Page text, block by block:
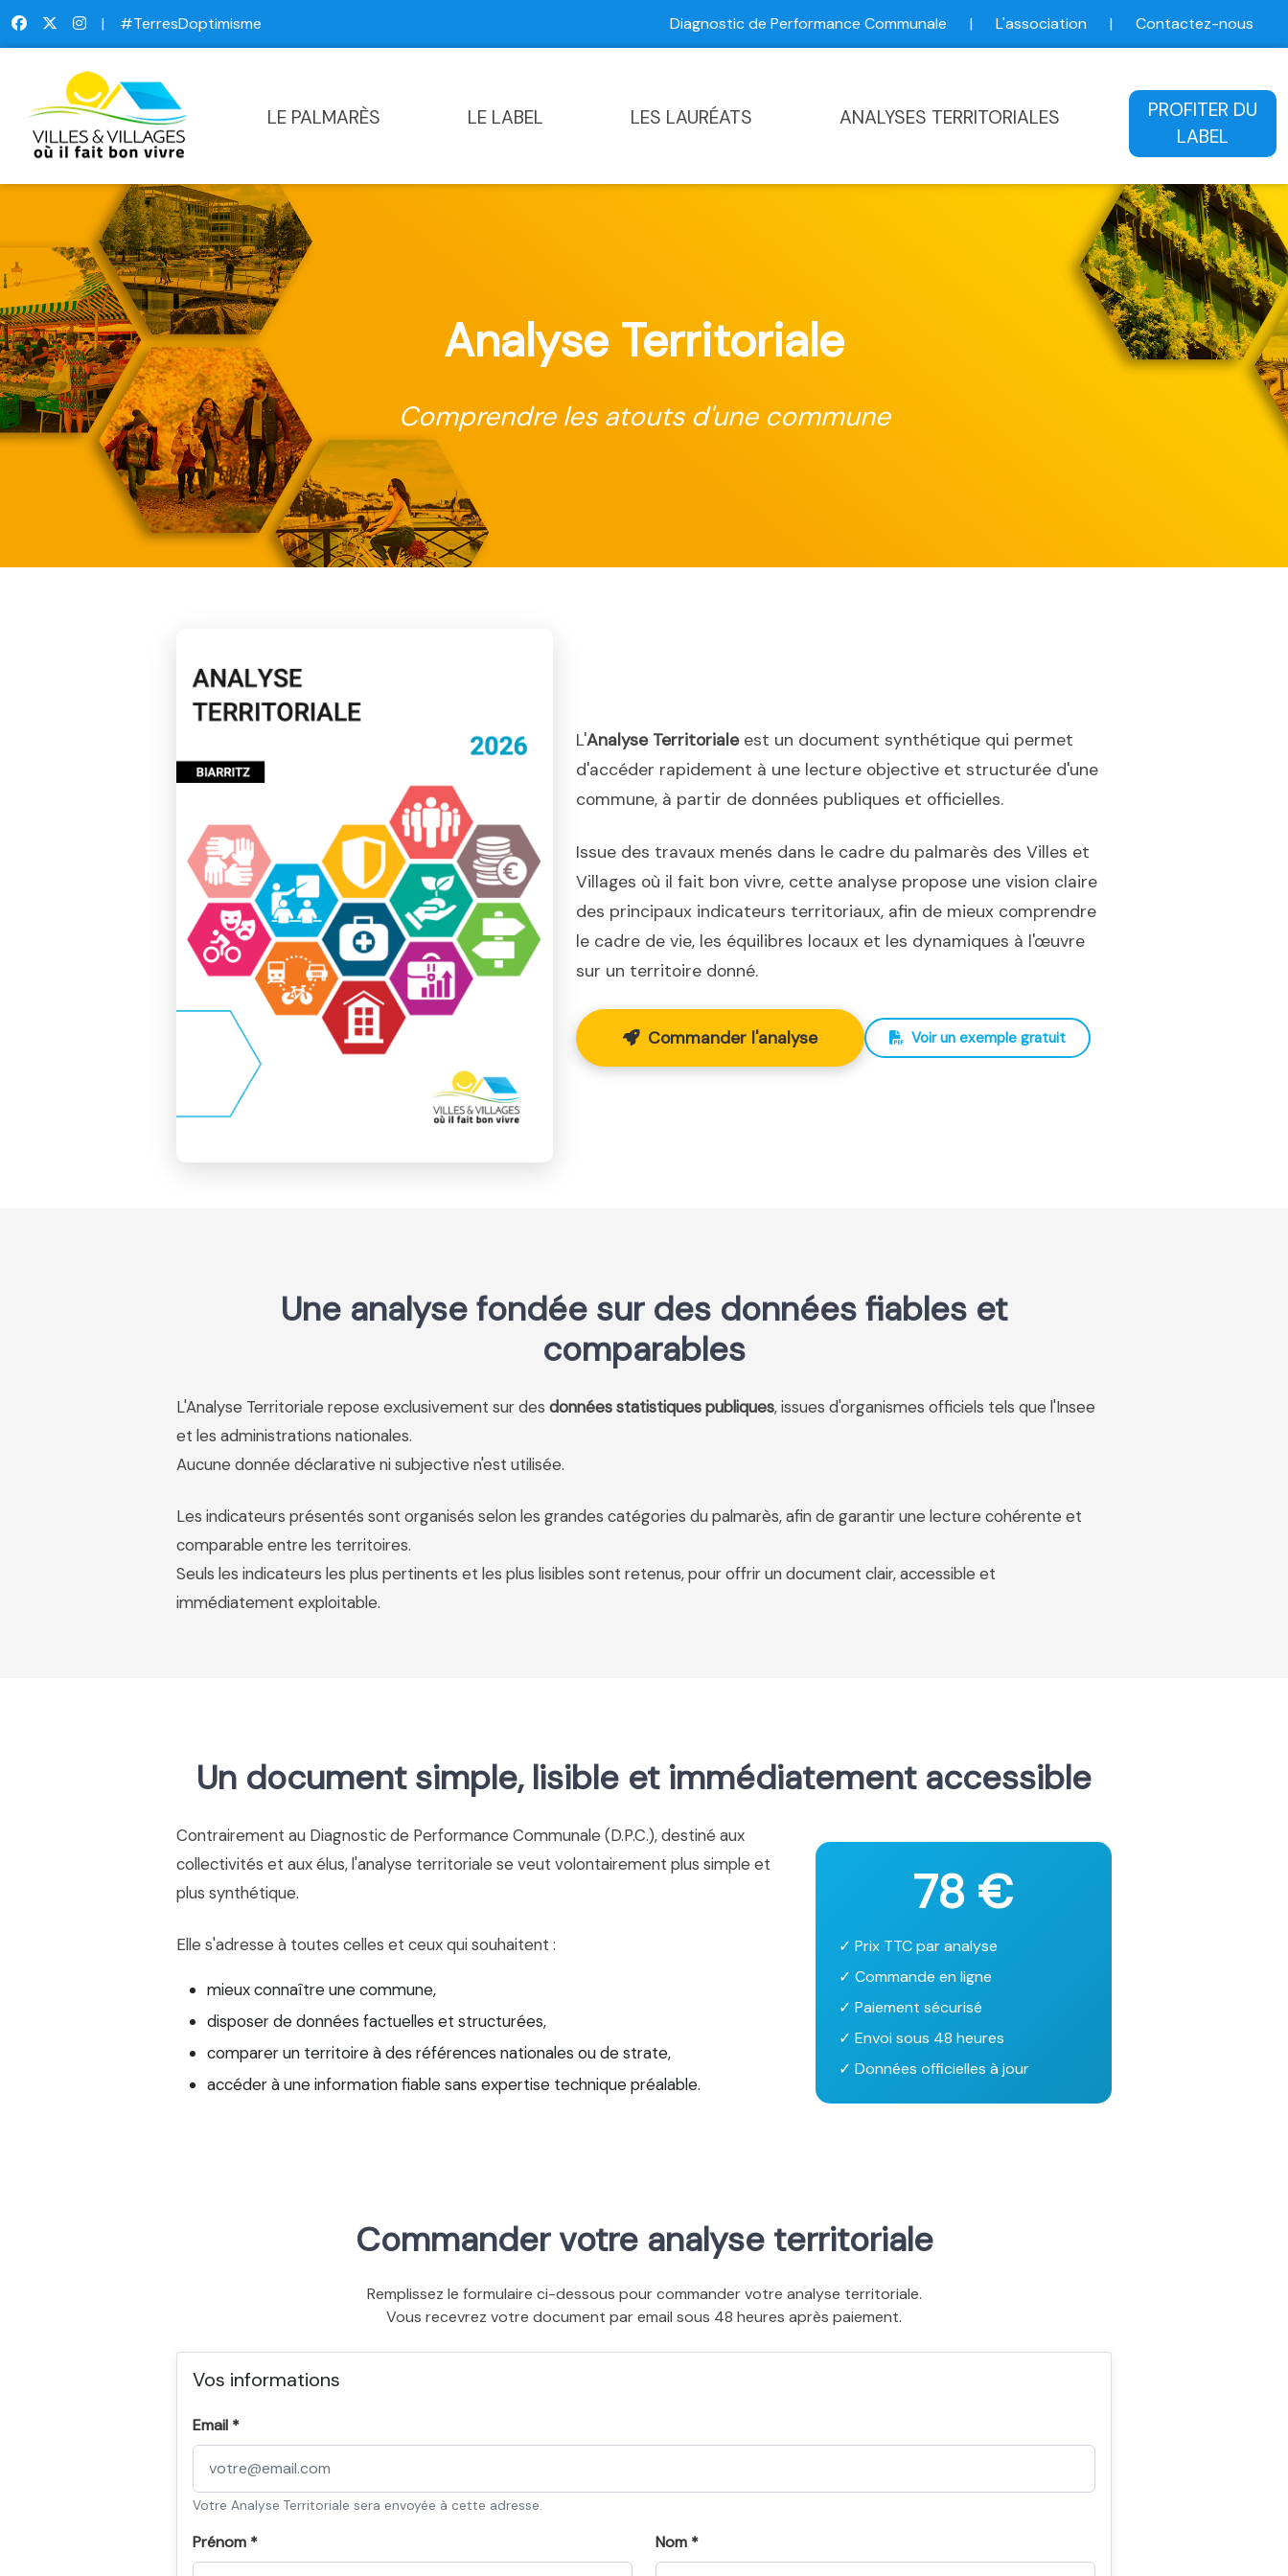
| #TerresDoptimisme Diagnostic de Performance Communale | L'association | Contactez-nous
LE PALMARÈS LE LABEL LES LAURÉATS ANALYSES TERRITORIALES
PROFITER DU
LABEL
Analyse Territoriale
Comprendre les atouts d'une commune
L'Analyse Territorialeest un document synthétique qui permet
d'accéder rapidement à une lecture objective et structurée d'une
commune, à partir de données publiques et officielles.
Issue des travaux menés dans le cadre du palmarès des Villes et
Villages où il fait bon vivre, cette analyse propose une vision claire
des principaux indicateurs territoriaux, afin de mieux comprendre
le cadre de vie, les équilibres locaux et les dynamiques à l'œuvre
sur un territoire donné.
Commander l'analyse Voir un exemple gratuit
Une analyse fondée sur des données fiables et
comparables
L'Analyse Territoriale repose exclusivement sur des données statistiques publiques, issues d'organismes officiels tels que l'Insee
et les administrations nationales.
Aucune donnée déclarative ni subjective n'est utilisée.
Les indicateurs présentés sont organisés selon les grandes catégories du palmarès, afin de garantir une lecture cohérente et
comparable entre les territoires.
Seuls les indicateurs les plus pertinents et les plus lisibles sont retenus, pour offrir un document clair, accessible et
immédiatement exploitable.
Un document simple, lisible et immédiatement accessible
Contrairement au Diagnostic de Performance Communale (D.P.C.), destiné aux
collectivités et aux élus, l'analyse territoriale se veut volontairement plus simple et
plus synthétique.
Elle s'adresse à toutes celles et ceux qui souhaitent :
mieux connaître une commune,
disposer de données factuelles et structurées,
comparer un territoire à des références nationales ou de strate,
accéder à une information fiable sans expertise technique préalable.
78 €
✓ Prix TTC par analyse
✓ Commande en ligne
✓ Paiement sécurisé
✓ Envoi sous 48 heures
✓ Données officielles à jour
Commander votre analyse territoriale
Remplissez le formulaire ci-dessous pour commander votre analyse territoriale.
Vous recevrez votre document par email sous 48 heures après paiement.
Vos informations
Email *
Votre Analyse Territoriale sera envoyée à cette adresse.
Prénom * Nom *